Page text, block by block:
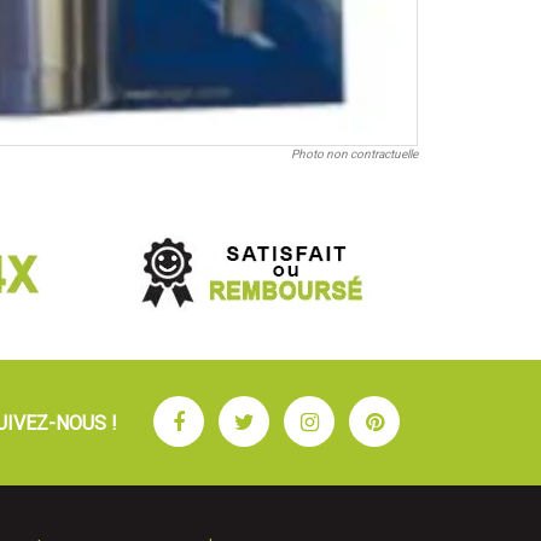
Photo non contractuelle
NOUS ! FacebookTwitterInstagramPinterest